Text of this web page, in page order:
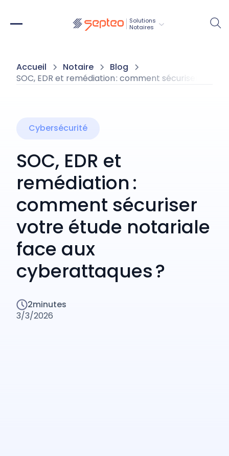
Solutions
Notaires
Accueil Notaire
Blog
SOC, EDR et remédiation : comment sécuriser
Cybersécurité
SOC, EDR et
remédiation :
comment sécuriser
votre étude notariale
face aux
cyberattaques ?
2minutes
3/3/2026